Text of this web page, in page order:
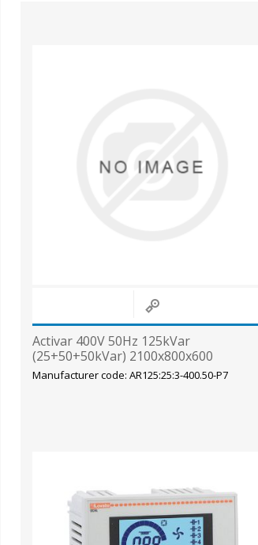
Activar 400V 50Hz 125kVar
(25+50+50kVar) 2100x800x600
Manufacturer code: AR125:25:3-400.50-P7